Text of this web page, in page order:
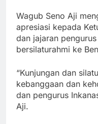
Wagub Seno Aji
apresiasi kepada
dan jajaran
bersilaturahmi ke
“Kunjungan dan
kebanggaan dan
dan pengurus
Aji.